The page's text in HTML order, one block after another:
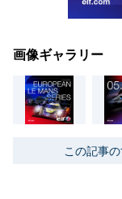
画像ギャラリー
この記事